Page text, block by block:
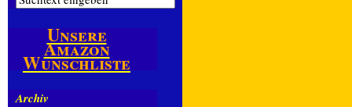
Unsere
Amazon
Wunschliste
Archiv